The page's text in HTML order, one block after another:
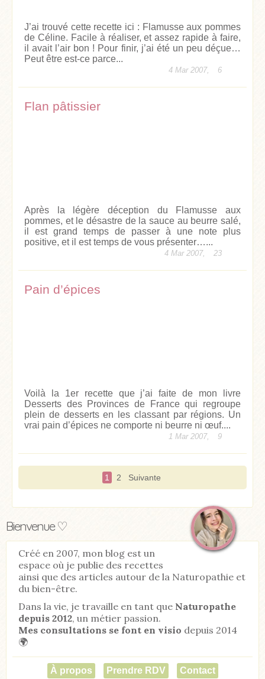
J’ai trouvé cette recette ici : Flamusse aux pommes
de Céline. Facile à réaliser, et assez rapide à faire,
il avait l’air bon ! Pour finir, j’ai été un peu déçue…
Peut être est-ce parce...
4 Mar 2007, 6
Flan pâtissier
Après la légère déception du Flamusse aux
pommes, et le désastre de la sauce au beurre salé,
il est grand temps de passer à une note plus
positive, et il est temps de vous présenter…...
4 Mar 2007, 23
Pain d’épices
Voilà la 1er recette que j’ai faite de mon livre
Desserts des Provinces de France qui regroupe
plein de desserts en les classant par régions. Un
vrai pain d’épices ne comporte ni beurre ni œuf....
1 Mar 2007, 9
1 2 Suivante
Bienvenue ♡
Créé en 2007, mon blog est un
espace où je publie des recettes
ainsi que des articles autour de la Naturopathie et
du bien-être.
Dans la vie, je travaille en tant que Naturopathe
depuis 2012, un métier passion.
Mes consultations se font en visio depuis 2014
🌍
À propos Prendre RDV Contact